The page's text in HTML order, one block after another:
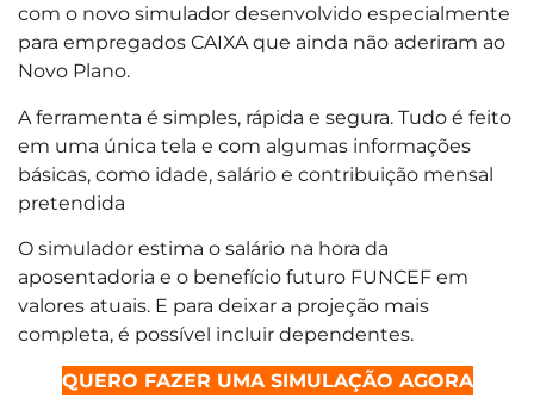
com o novo simulador desenvolvido especialmente
para empregados CAIXA que ainda não aderiram ao
Novo Plano.
A ferramenta é simples, rápida e segura. Tudo é feito
em uma única tela e com algumas informações
básicas, como idade, salário e contribuição mensal
pretendida
O simulador estima o salário na hora da
aposentadoria e o benefício futuro FUNCEF em
valores atuais. E para deixar a projeção mais
completa, é possível incluir dependentes.
QUERO FAZER UMA SIMULAÇÃO AGORA